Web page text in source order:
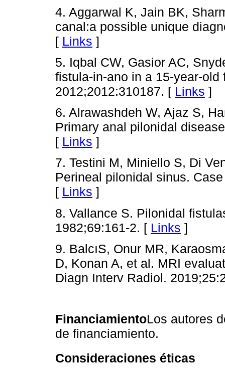
4. Aggarwal K, Jain BK,
canal:a possible unique
[ Links ]
5. Iqbal CW, Gasior AC,
fistula-in-ano in a 15-year-
2012;2012:310187. [ Links ]
6. Alrawashdeh W, Ajaz S,
Primary anal pilonidal
[ Links ]
7. Testini M, Miniello S, Di
Perineal pilonidal sinus.
[ Links ]
8. Vallance S. Pilonidal
1982;69:161-2. [ Links ]
9. BalcıS, Onur MR,
D, Konan A, et al. MRI
Diagn Interv Radiol.
FinanciamientoLos autores
de financiamiento.
Consideraciones éticas